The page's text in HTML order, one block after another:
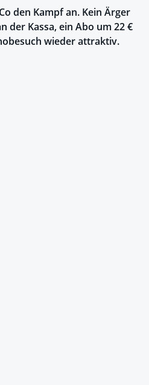
den Kampf an. Kein Ärger
der Kassa, ein Abo um 22 €
wieder attraktiv.